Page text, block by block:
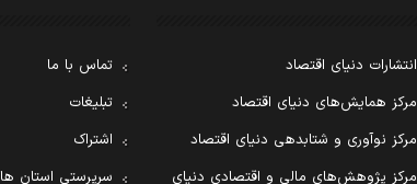
انتشارات دنیای اقتصاد
مرکز همایش‌های دنیای اقتصاد
مرکز نوآوری و شتابدهی دنیای اقتصاد
مرکز پژوهش‌های مالی و اقتصادی دنیای
تماس با ما
تبلیغات
اشتراک
سرپرستی استان ها